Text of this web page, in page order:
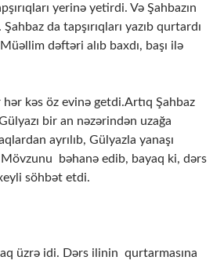
yerinə yetirdi. Və Şahbazın
Şahbaz da tapşırıqları yazıb qurtardı
dəftəri alıb baxdı, başı ilə
kəs öz evinə getdi.Artıq Şahbaz
bir an nəzərindən uzağa
ayrılıb, Gülyazla yanaşı
Mövzunu bəhanə edib, bayaq ki, dərs
söhbət etdi.
idi. Dərs ilinin qurtarmasına